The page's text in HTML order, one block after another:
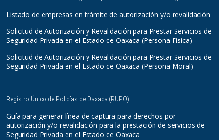
Listado de empresas en trámite de autorización y/o revalidación
Solicitud de Autorización y Revalidación para Prestar Servicios de
Seguridad Privada en el Estado de Oaxaca (Persona Física)
Solicitud de Autorización y Revalidación para Prestar Servicios de
Seguridad Privada en el Estado de Oaxaca (Persona Moral)
Registro Único de Policías de Oaxaca (RUPO)
Guía para generar línea de captura para derechos por
autorización y/o revalidación para la prestación de servicios de
Seguridad Privada en el Estado de Oaxaca